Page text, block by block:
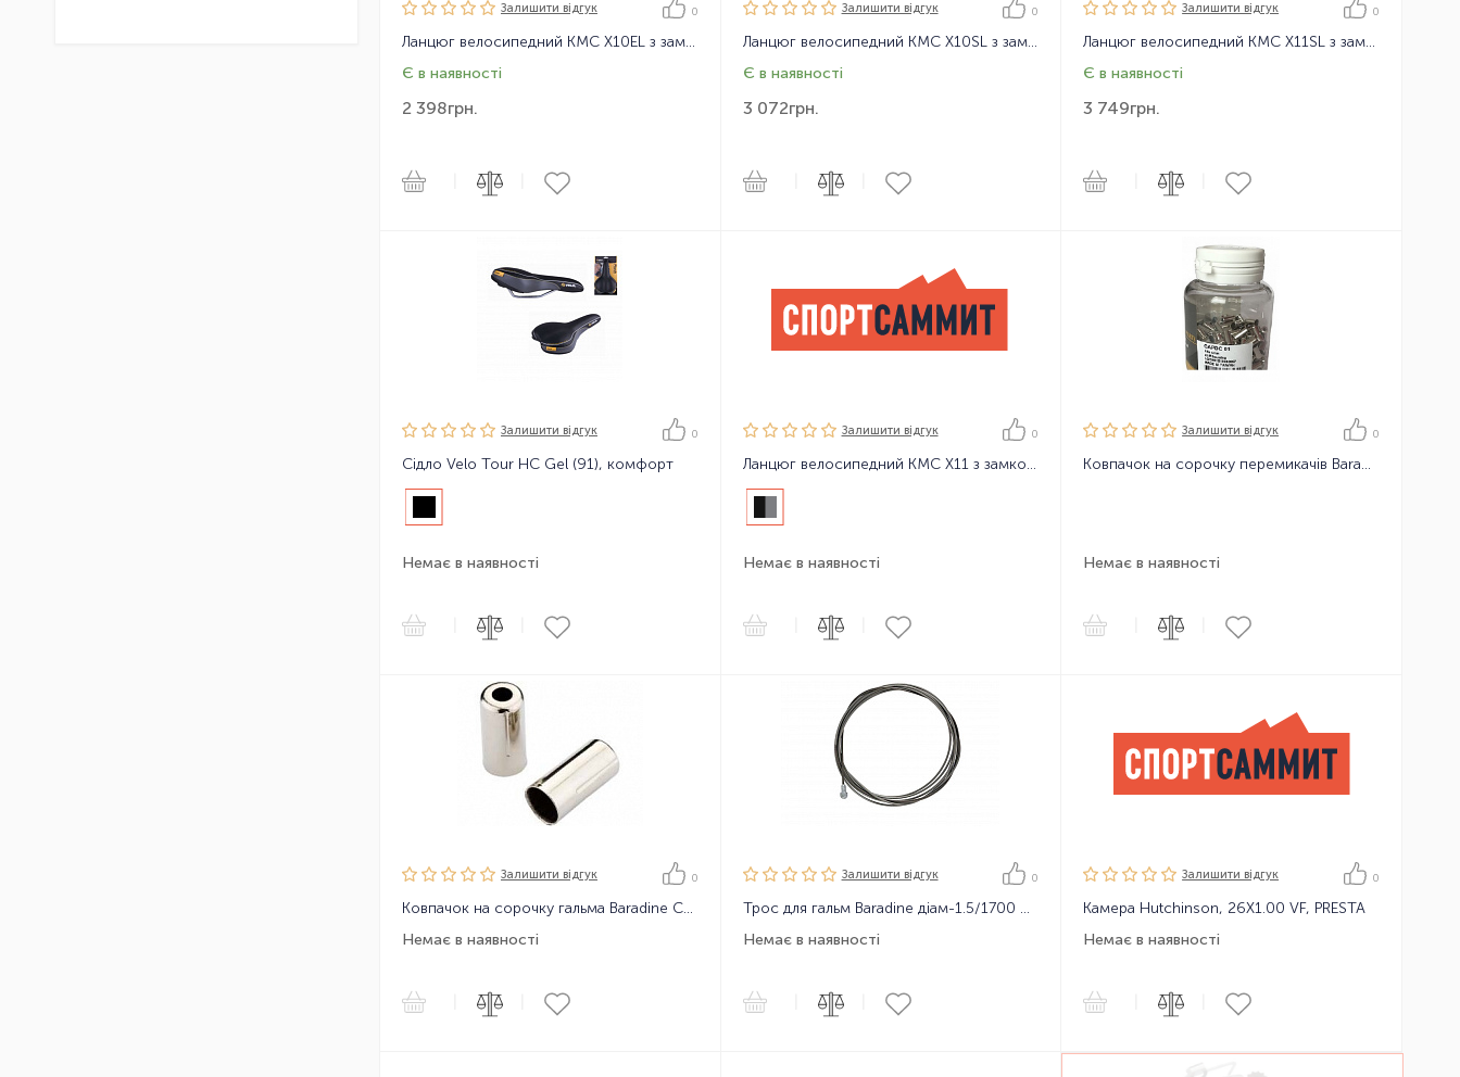
Залишити вiдгук 0
Ланцюг велосипедний KMC X10EL з замком, 116 ланок, 10 зірок
Є в наявності
2 398грн.
Залишити вiдгук 0
Ланцюг велосипедний KMC X10SL з замком, 114 ланок, 10 зірок
Є в наявності
3 072грн.
Залишити вiдгук 0
Ланцюг велосипедний KMC X11SL з замком, 114 ланок, 11 зірок
Є в наявності
3 749грн.
Залишити вiдгук 0
Сідло Velo Tour HC Gel (91), комфорт
Немає в наявності
Залишити вiдгук 0
Ланцюг велосипедний KMC X11 з замком, 118 ланок, 11 зірок
Немає в наявності
Залишити вiдгук 0
Ковпачок на сорочку перемикачів Baradine CAPDC01 4mm, 1шт
Немає в наявності
Залишити вiдгук 0
Ковпачок на сорочку гальма Baradine CAPBC01 5mm, 1шт
Немає в наявності
Залишити вiдгук 0
Трос для гальм Baradine діам-1.5/1700 мм, оцинковка (Шимано)
Немає в наявності
Залишити вiдгук 0
Камера Hutchinson, 26X1.00 VF, PRESTA
Немає в наявності